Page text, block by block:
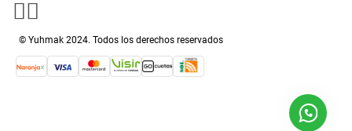
© Yuhmak 2024. Todos los derechos reservados